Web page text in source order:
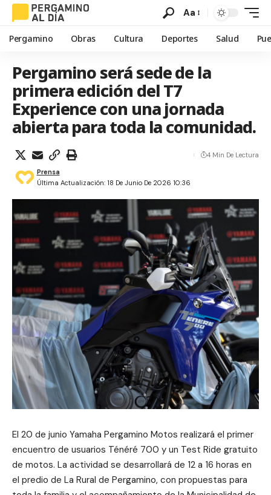
Aa
Pergamino Obras Cultura Deportes Salud
Pergamino será sede de la
primera edición del T7
Experience con una jornada
abierta para toda la comunidad.
Última Actualización: 18 De Junio De 2026 10:36
Prensa
4 Min De Lectura
El 20 de junio Yamaha Pergamino Motos realizará el primer
encuentro de usuarios Ténéré 700 y un Test Ride gratuito
de motos. La actividad se desarrollará de 12 a 16 horas en
el predio de La Rural de Pergamino, con propuestas para